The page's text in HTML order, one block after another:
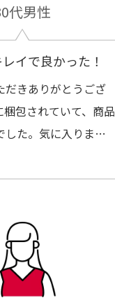
代男性
イで良かった！
だきありがとうござ
梱包されていて、商品
した。気に入りまし